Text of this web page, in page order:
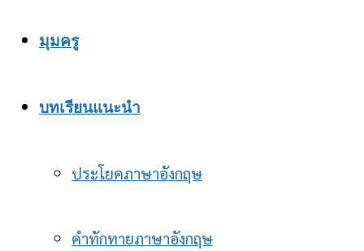
มุมครู
บทเรียนแนะนำ
ประโยคภาษาอังกฤษ
คำทักทายภาษาอังกฤษ